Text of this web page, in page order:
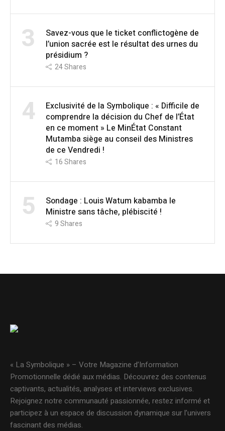
3
Savez-vous que le ticket conflictogène de
l’union sacrée est le résultat des urnes du
présidium ?
24Shares
4
Exclusivité de la Symbolique : « Difficile de
comprendre la décision du Chef de l’État
en ce moment » Le MinÉtat Constant
Mutamba siège au conseil des Ministres
de ce Vendredi !
16Shares
5
Sondage : Louis Watum kabamba le
Ministre sans tâche, plébiscité !
9Shares
« La Symbolique » – Votre Magazine d’Information
Promotionnelle dédié aux médias. Découvrez des contenus
captivants, actualités, analyses et interviews exclusives.
Rejoignez notre communauté passionnée, restez informé et
participez à un espace de discussion dynamique sur l’univers
fascinant des médias.